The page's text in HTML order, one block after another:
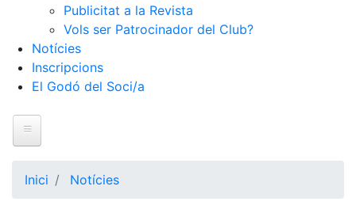
Publicitat a la Revista
Vols ser Patrocinador del Club?
Notícies
Inscripcions
El Godó del Soci/a
Inici Notícies